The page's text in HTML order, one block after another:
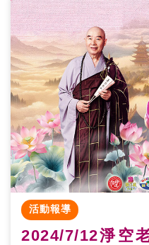
活動報導
2024/7/12淨空